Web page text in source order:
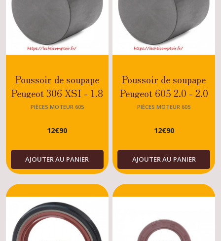
Poussoir de soupape
Peugeot 306 XSI - 1.8
-2.0 - 8S- MOTEUR XU
PIÈCES MOTEUR 605
12€90
AJOUTER AU PANIER
Poussoir de soupape
Peugeot 605 2.0 - 2.0
TURBO - XU10
PIÈCES MOTEUR 605
12€90
AJOUTER AU PANIER